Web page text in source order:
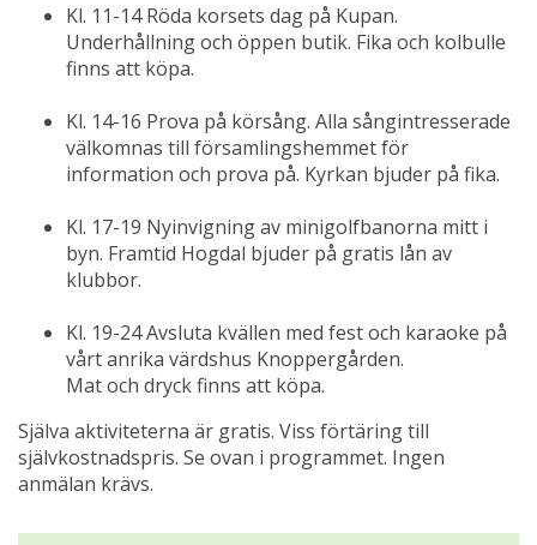
Kl. 11-14 Röda korsets dag på Kupan.
Underhållning och öppen butik. Fika och kolbulle
finns att köpa.
Kl. 14-16 Prova på körsång. Alla sångintresserade
välkomnas till församlingshemmet för
information och prova på. Kyrkan bjuder på fika.
Kl. 17-19 Nyinvigning av minigolfbanorna mitt i
byn. Framtid Hogdal bjuder på gratis lån av
klubbor.
Kl. 19-24 Avsluta kvällen med fest och karaoke på
vårt anrika värdshus Knoppergården.
Mat och dryck finns att köpa.
Själva aktiviteterna är gratis. Viss förtäring till
självkostnadspris. Se ovan i programmet. Ingen
anmälan krävs.